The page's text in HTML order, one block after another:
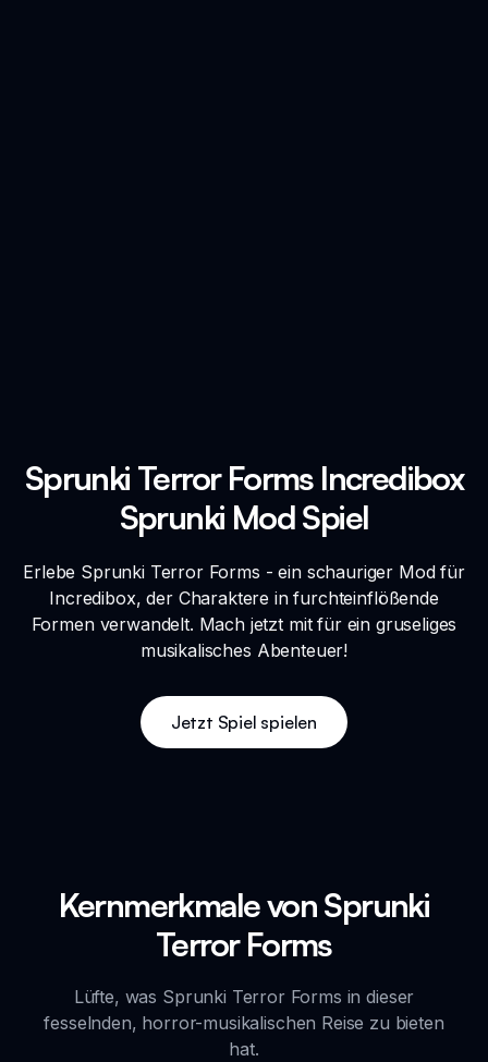
Sprunki Terror Forms Incredibox
Sprunki Mod Spiel
Erlebe Sprunki Terror Forms - ein schauriger Mod für
Incredibox, der Charaktere in furchteinflößende
Formen verwandelt. Mach jetzt mit für ein gruseliges
musikalisches Abenteuer!
Jetzt Spiel spielen
Kernmerkmale von Sprunki
Terror Forms
Lüfte, was Sprunki Terror Forms in dieser
fesselnden, horror-musikalischen Reise zu bieten
hat.